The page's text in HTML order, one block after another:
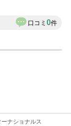
口コミ 0件
ナショナルス